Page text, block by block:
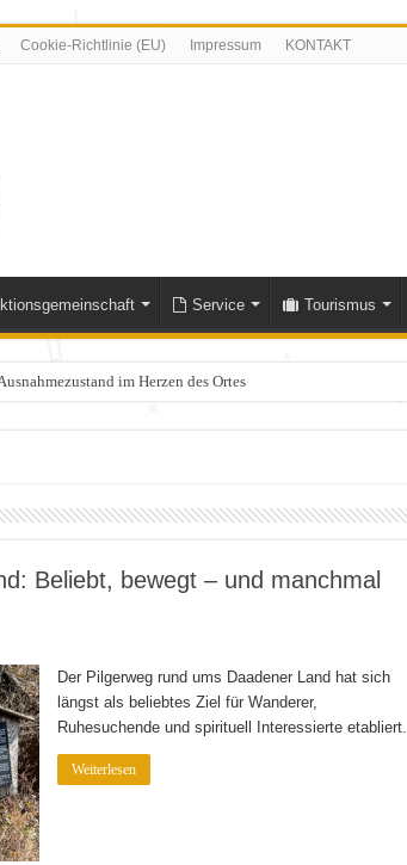
Cookie-Richtlinie (EU) Impressum KONTAKT
Service Tourismus
im Herzen des Ortes
Niederfischbach – Zeugen gesucht
Beliebt, bewegt – und manchmal
Der Pilgerweg rund ums Daadener Land hat sich
längst als beliebtes Ziel für Wanderer,
Ruhesuchende und spirituell Interessierte etabliert.
Weiterlesen